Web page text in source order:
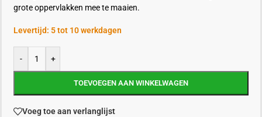
grote oppervlakken mee te maaien.
Levertijd: 5 tot 10 werkdagen
- +
TOEVOEGEN AAN WINKELWAGEN
Voeg toe aan verlanglijst